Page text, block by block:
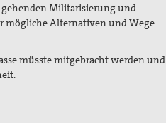
gehenden Militarisierung und
mögliche Alternativen und Wege
müsste mitgebracht werden und